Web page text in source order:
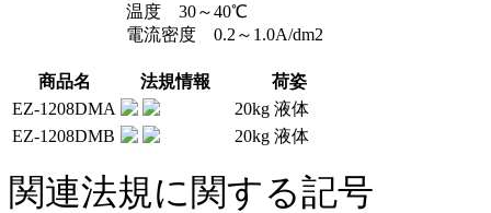
温度 30～40℃
電流密度 0.2～1.0A/dm2
商品名 法規情報
荷姿
EZ-1208DMA
20kg 液体
EZ-1208DMB
20kg 液体
関連法規に関する記号